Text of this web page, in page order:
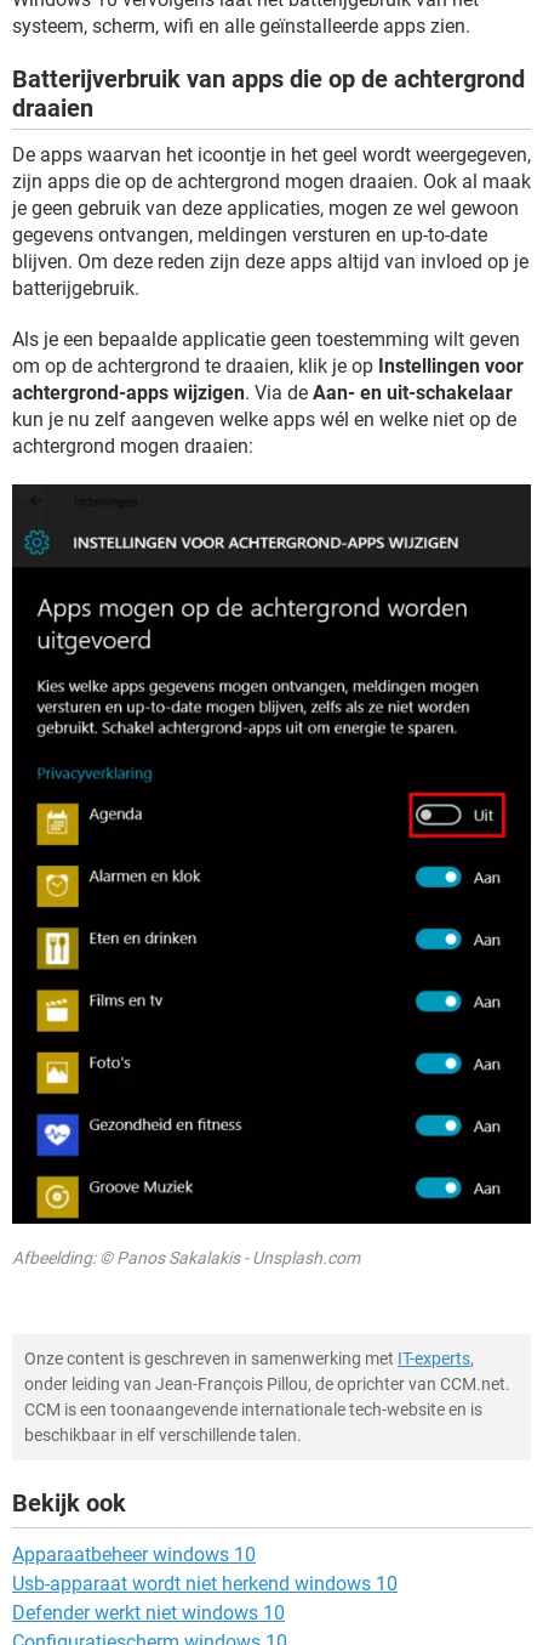
systeem, scherm, wifi en alle geïnstalleerde apps zien.
Batterijverbruik van apps die op de achtergrond
draaien
De apps waarvan het icoontje in het geel wordt weergegeven,
zijn apps die op de achtergrond mogen draaien. Ook al maak
je geen gebruik van deze applicaties, mogen ze wel gewoon
gegevens ontvangen, meldingen versturen en up-to-date
blijven. Om deze reden zijn deze apps altijd van invloed op je
batterijgebruik.
Als je een bepaalde applicatie geen toestemming wilt geven
om op de achtergrond te draaien, klik je op Instellingen voor
achtergrond-apps wijzigen. Via de Aan- en uit-schakelaar
kun je nu zelf aangeven welke apps wél en welke niet op de
achtergrond mogen draaien:
Afbeelding: © Panos Sakalakis - Unsplash.com
Onze content is geschreven in samenwerking met IT-experts,
onder leiding van Jean-François Pillou, de oprichter van CCM.net.
CCM is een toonaangevende internationale tech-website en is
beschikbaar in elf verschillende talen.
Bekijk ook
Apparaatbeheer windows 10
Usb-apparaat wordt niet herkend windows 10
Defender werkt niet windows 10